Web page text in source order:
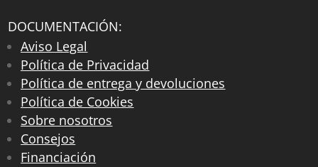
DOCUMENTACIÓN:
Aviso Legal
Política de Privacidad
Política de entrega y devoluciones
Política de Cookies
Sobre nosotros
Consejos
Financiación